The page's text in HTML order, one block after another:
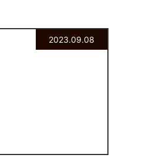
2023.09.08